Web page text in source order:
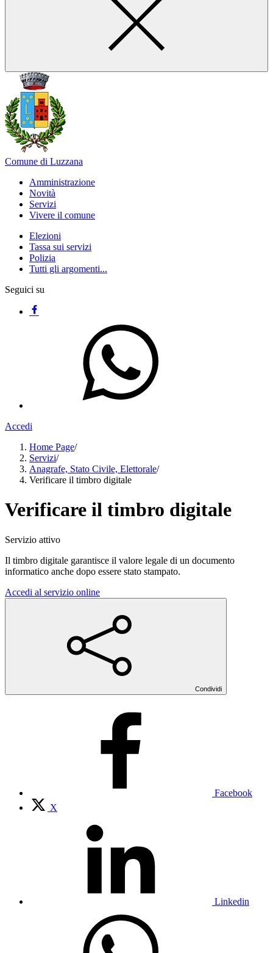
Comune di Luzzana
Amministrazione
Novità
Servizi
Vivere il comune
Elezioni
Tassa sui servizi
Polizia
Tutti gli argomenti...
Seguici su
Accedi
Home Page/
Servizi/
Anagrafe, Stato Civile, Elettorale/
Verificare il timbro digitale
Verificare il timbro digitale
Servizio attivo
Il timbro digitale garantisce il valore legale di un documento
informatico anche dopo essere stato stampato.
Accedi al servizio online
Condividi
Facebook
X
Linkedin